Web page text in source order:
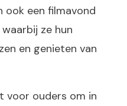
ook een filmavond
ze hun
en genieten van
voor ouders om in